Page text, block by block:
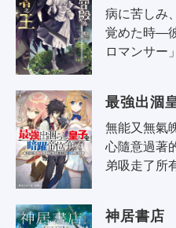
病に苦しみ
覚めた時―
ロマンサー
最強出涸
無能又無氣
心隨意過著
弟吸走了所
神居書店